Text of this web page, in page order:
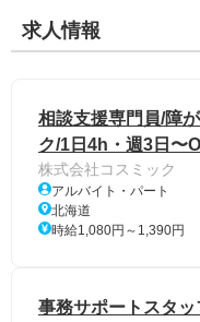
求人情報
相談支援専門員/障
ク/1日4h・週3日〜
株式会社コスミック
アルバイト・パート
北海道
時給1,080円～1,390円
事務サポートスタ